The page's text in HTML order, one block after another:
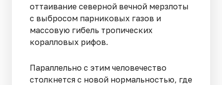
оттаивание северной вечной мерзлоты
с выбросом парниковых газов и
массовую гибель тропических
коралловых рифов.
Параллельно с этим человечество
столкнется с новой нормальностью, где